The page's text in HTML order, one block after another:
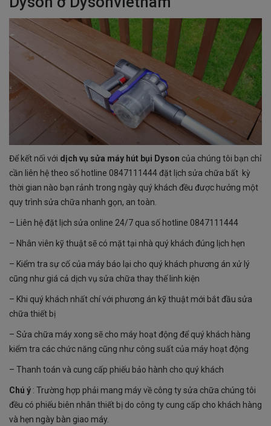
Để kết nối với dịch vụ sửa máy hút bụi Dyson của chúng tôi bạn chỉ
cần liên hệ theo số hotline 0847111444đặt lịch sửa chữa bất kỳ
thời gian nào bạn rảnh trong ngày quý khách đều được hưởng một
quy trình sửa chữa nhanh gọn, an toàn.
– Liên hệ đặt lịch sửa online 24/7 qua số hotline 0847111444
– Nhân viên kỹ thuật sẽ có mặt tại nhà quý khách đúng lịch hẹn
– Kiểm tra sự cố của máy báo lại cho quý khách phương án xử lý
cũng như giá cả dịch vụ sửa chữa thay thế linh kiện
– Khi quý khách nhất chí với phương án kỹ thuật mới bắt đầu sửa
chữa thiết bị
– Sửa chữa máy xong sẽ cho máy hoạt động để quý khách hàng
kiểm tra các chức năng cũng như công suất của máy hoạt động
– Thanh toán và cung cấp phiếu bảo hành cho quý khách
Chú ý : Trường hợp phải mang máy về công ty sửa chữa chúng tôi
đều có phiếu biên nhân thiết bị do công ty cung cấp cho khách hàng
và hẹn ngày bàn giao máy.